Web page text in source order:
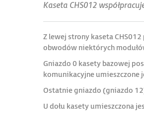
Kaseta CHS012
Z lewej strony kaseta
obwodów niektórych
Gniazdo 0 kasety bazowej
komunikacyjne umieszczone
Ostatnie gniazdo (gniazdo
U dołu kasety umieszczona